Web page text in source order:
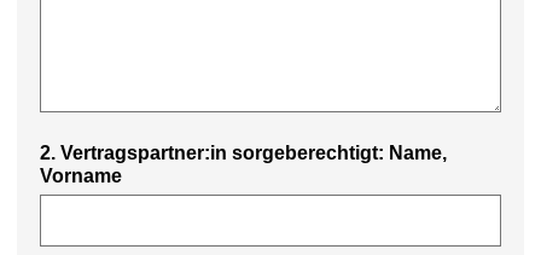
2. Vertragspartner:in sorgeberechtigt: Name,
Vorname